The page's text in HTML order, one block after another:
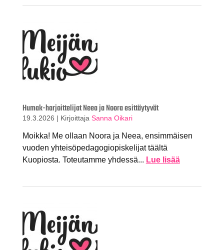
Humak-harjoittelijat Neea ja Noora esittäytyvät
19.3.2026 | Kirjoittaja Sanna Oikari
Moikka! Me ollaan Noora ja Neea, ensimmäisen
vuoden yhteisöpedagogiopiskelijat täältä
Kuopiosta. Toteutamme yhdessä... Lue lisää